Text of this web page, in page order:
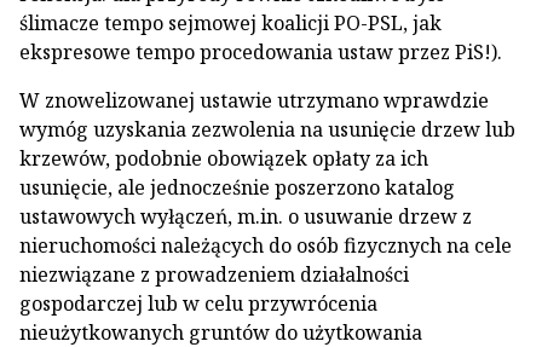
ślimacze tempo sejmowej koalicji PO-PSL, jak
ekspresowe tempo procedowania ustaw przez PiS!).
W znowelizowanej ustawie utrzymano wprawdzie
wymóg uzyskania zezwolenia na usunięcie drzew lub
krzewów, podobnie obowiązek opłaty za ich
usunięcie, ale jednocześnie poszerzono katalog
ustawowych wyłączeń, m.in. o usuwanie drzew z
nieruchomości należących do osób fizycznych na cele
niezwiązane z prowadzeniem działalności
gospodarczej lub w celu przywrócenia
nieużytkowanych gruntów do użytkowania